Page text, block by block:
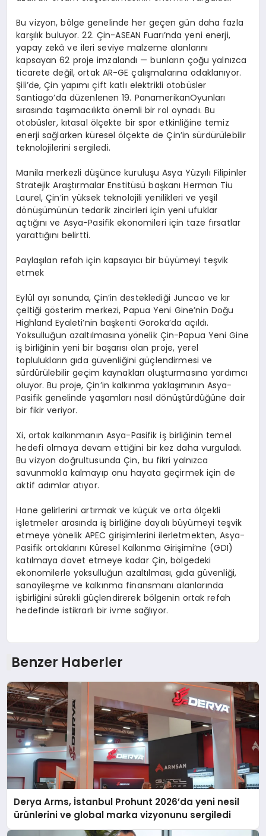
Bu vizyon, bölge genelinde her geçen gün daha fazla
karşılık buluyor. 22. Çin-ASEAN Fuarı’nda yeni enerji,
yapay zekâ ve ileri seviye malzeme alanlarını
kapsayan 62 proje imzalandı — bunların çoğu yalnızca
ticarete değil, ortak AR-GE çalışmalarına odaklanıyor.
Şili’de, Çin yapımı çift katlı elektrikli otobüsler
Santiago’da düzenlenen 19. PanamerikanOyunları
sırasında taşımacılıkta önemli bir rol oynadı. Bu
otobüsler, kıtasal ölçekte bir spor etkinliğine temiz
enerji sağlarken küresel ölçekte de Çin’in sürdürülebilir
teknolojilerini sergiledi.
Manila merkezli düşünce kuruluşu Asya Yüzyılı Filipinler
Stratejik Araştırmalar Enstitüsü başkanı Herman Tiu
Laurel, Çin’in yüksek teknolojili yenilikleri ve yeşil
dönüşümünün tedarik zincirleri için yeni ufuklar
açtığını ve Asya-Pasifik ekonomileri için taze fırsatlar
yarattığını belirtti.
Paylaşılan refah için kapsayıcı bir büyümeyi teşvik
etmek
Eylül ayı sonunda, Çin’in desteklediği Juncao ve kır
çeltiği gösterim merkezi, Papua Yeni Gine’nin Doğu
Highland Eyaleti’nin başkenti Goroka’da açıldı.
Yoksulluğun azaltılmasına yönelik Çin-Papua Yeni Gine
iş birliğinin yeni bir başarısı olan proje, yerel
toplulukların gıda güvenliğini güçlendirmesi ve
sürdürülebilir geçim kaynakları oluşturmasına yardımcı
oluyor. Bu proje, Çin’in kalkınma yaklaşımının Asya-
Pasifik genelinde yaşamları nasıl dönüştürdüğüne dair
bir fikir veriyor.
Xi, ortak kalkınmanın Asya-Pasifik iş birliğinin temel
hedefi olmaya devam ettiğini bir kez daha vurguladı.
Bu vizyon doğrultusunda Çin, bu fikri yalnızca
savunmakla kalmayıp onu hayata geçirmek için de
aktif adımlar atıyor.
Hane gelirlerini artırmak ve küçük ve orta ölçekli
işletmeler arasında iş birliğine dayalı büyümeyi teşvik
etmeye yönelik APEC girişimlerini ilerletmekten, Asya-
Pasifik ortaklarını Küresel Kalkınma Girişimi’ne (GDI)
katılmaya davet etmeye kadar Çin, bölgedeki
ekonomilerle yoksulluğun azaltılması, gıda güvenliği,
sanayileşme ve kalkınma finansmanı alanlarında
işbirliğini sürekli güçlendirerek bölgenin ortak refah
hedefinde istikrarlı bir ivme sağlıyor.
Benzer Haberler
Derya Arms, İstanbul Prohunt 2026’da yeni nesil
ürünlerini ve global marka vizyonunu sergiledi